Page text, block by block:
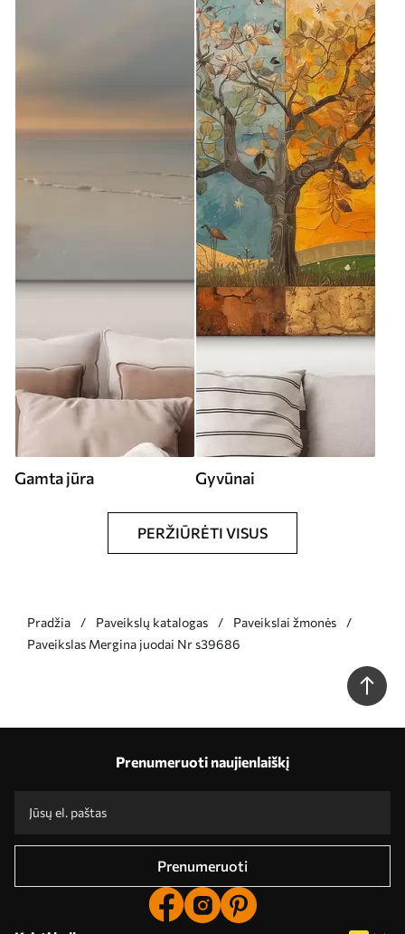
Gamta jūra Gyvūnai
PERŽIŪRĖTI VISUS
Pradžia Paveikslų katalogas
Paveikslai žmonės
Paveikslas Mergina juodai Nr s39686
Prenumeruoti naujienlaiškį
Prenumeruoti